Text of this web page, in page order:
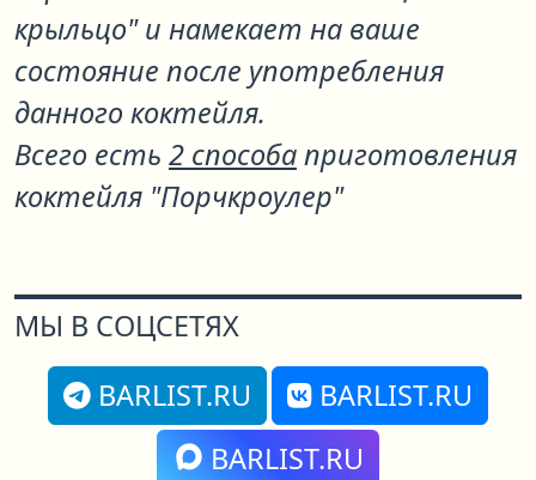
крыльцо" и намекает на ваше
состояние после употребления
данного коктейля.
Всего есть 2 способаприготовления
коктейля "Порчкроулер"
МЫ В СОЦСЕТЯХ
BARLIST.RU
BARLIST.RU
BARLIST.RU